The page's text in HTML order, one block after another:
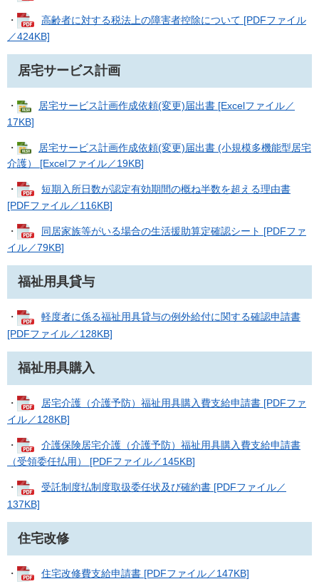
・
高齢者に対する税法上の障害者控除について [PDFファイル
／424KB]
居宅サービス計画
・
居宅サービス計画作成依頼(変更)届出書 [Excelファイル／
17KB]
・
居宅サービス計画作成依頼(変更)届出書 (小規模多機能型居宅
介護） [Excelファイル／19KB]
・
短期入所日数が認定有効期間の概ね半数を超える理由書
[PDFファイル／116KB]
・
同居家族等がいる場合の生活援助算定確認シート [PDFファ
イル／79KB]
福祉用具貸与
・
軽度者に係る福祉用具貸与の例外給付に関する確認申請書
[PDFファイル／128KB]
福祉用具購入
・
居宅介護（介護予防）福祉用具購入費支給申請書 [PDFファ
イル／128KB]
・
介護保険居宅介護（介護予防）福祉用具購入費支給申請書
（受領委任払用） [PDFファイル／145KB]
・
受託制度払制度取扱委任状及び確約書 [PDFファイル／
137KB]
住宅改修
・ 住宅改修費支給申請書 [PDFファイル／147KB]